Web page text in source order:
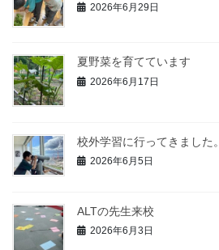
2026年6月29日
夏野菜を育てています
2026年6月17日
校外学習に行ってきました。
2026年6月5日
ALTの先生来校
2026年6月3日